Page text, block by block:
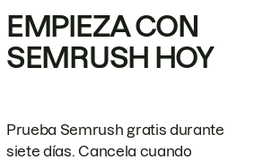
EMPIEZA CON
SEMRUSH HOY
Prueba Semrush gratis durante
siete días. Cancela cuando